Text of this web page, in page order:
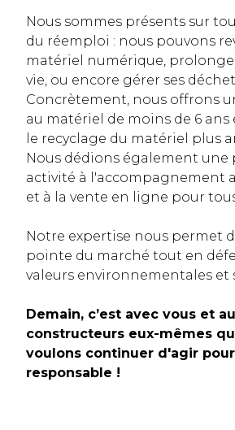
Nous sommes présents sur
du réemploi : nous pouvons
matériel numérique,
vie, ou encore gérer ses
Concrètement, nous offrons
au matériel de moins de 6
le recyclage du matériel plus
Nous dédions également une
activité à l'accompagnement
et à la vente en ligne pour
Notre expertise nous permet
pointe du marché tout en
valeurs environnementales et
Demain, c’est avec vous et
constructeurs eux-mêmes
voulons continuer d'agir
responsable !